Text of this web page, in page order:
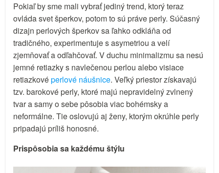
Pokiaľ by sme mali vybrať jediný trend, ktorý teraz
ovláda svet šperkov, potom to sú práve perly. Súčasný
dizajn perlových šperkov sa ľahko odkláňa od
tradičného, experimentuje s asymetriou a velí
zjemňovať a odľahčovať. V duchu minimalizmu sa nesú
jemné retiazky s navlečenou perlou alebo visiace
retiazkovéperlové náušnice. Veľký priestor získavajú
tzv. barokové perly, ktoré majú nepravidelný zvlnený
tvar a samy o sebe pôsobia viac bohémsky a
neformálne. Tie oslovujú aj ženy, ktorým okrúhle perly
pripadajú príliš honosné.
Prispôsobia sa každému štýlu